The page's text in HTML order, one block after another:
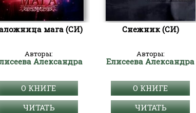
мага (СИ)
Авторы:
Александра
О КНИГЕ
ЧИТАТЬ
Снежник (СИ)
Авторы:
Елисеева Александра
О КНИГЕ
ЧИТАТЬ